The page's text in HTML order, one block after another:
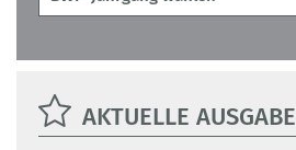
AKTUELLE AUSGABE